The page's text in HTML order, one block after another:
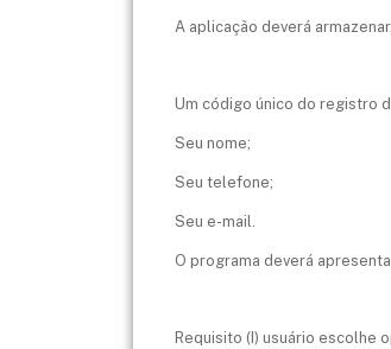
A aplicação deverá
Um código único do registro
Seu nome;
Seu telefone;
Seu e-mail.
O programa deverá
Requisito (I) usuário escolhe